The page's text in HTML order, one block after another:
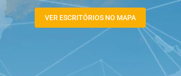
VER ESCRITÓRIOS NO MAPA